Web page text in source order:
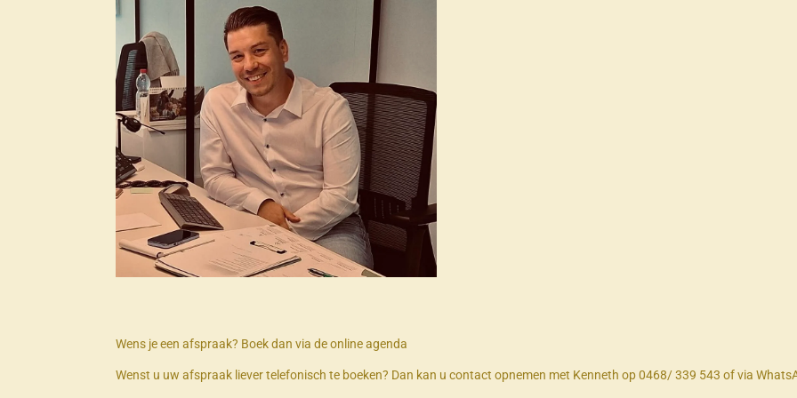
Wens je een afspraak? Boek dan via de online agenda
Wenst u uw afspraak liever telefonisch te boeken? Dan kan u contact opnemen met Kenneth op 0468/ 339 543 of via